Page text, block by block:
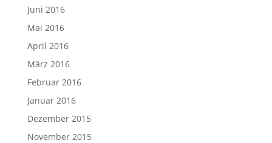
Juni 2016
Mai 2016
April 2016
März 2016
Februar 2016
Januar 2016
Dezember 2015
November 2015